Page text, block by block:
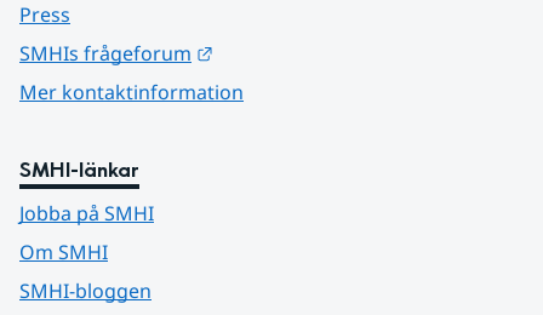
Press
SMHIs frågeforum
Mer kontaktinformation
SMHI-länkar
Jobba på SMHI
Om SMHI
SMHI-bloggen